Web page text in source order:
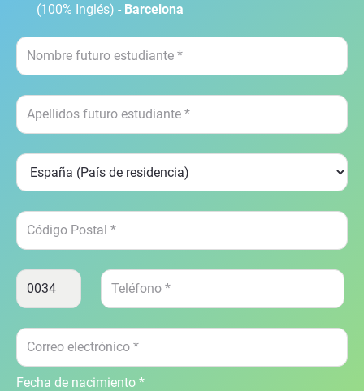
(100% Inglés) - Barcelona
Fecha de nacimiento *